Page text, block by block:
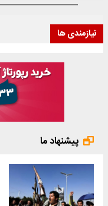
نیازمندی ها
پیشنهاد ما